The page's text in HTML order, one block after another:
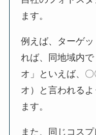
ます。
例えば、ターゲ
れば、同地域内
オ」といえば、
オ）と言われる
ます。
また、同じコス